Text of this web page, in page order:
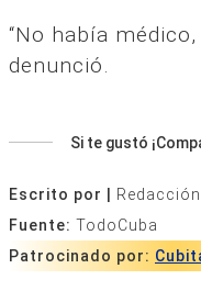
“No había
denunció.
Si te gustó
Escrito por |
Fuente: TodoCuba
Patrocinado por: